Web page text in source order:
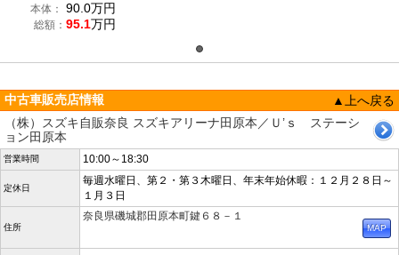
本体： 90.0万円
総額： 95.1万円
中古車販売店情報
▲上へ戻る
（株）スズキ自販奈良 スズキアリーナ田原本／Ｕ’ｓ ステーシ
ョン田原本
営業時間 10:00～18:30
定休日
毎週水曜日、第２・第３木曜日、年末年始休暇：１２月２８日～
１月３日
住所
奈良県磯城郡田原本町鍵６８－１